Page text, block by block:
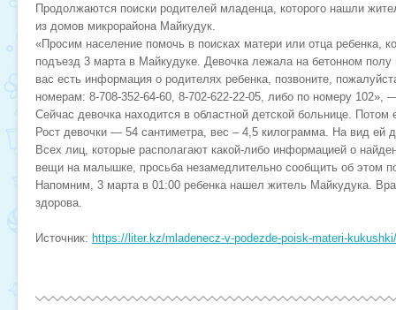
Продолжаются поиски родителей младенца, которого нашли
из домов микрорайона Майкудук.
«Просим население помочь в поисках матери или отца ребенка,
подъезд 3 марта в Майкудуке. Девочка лежала на бетонном
вас есть информация о родителях ребенка, позвоните,
номерам: 8-708-352-64-60, 8-702-622-22-05, либо по номеру
Сейчас девочка находится в областной детской больнице.
Рост девочки — 54 сантиметра, вес – 4,5 килограмма. На вид ей
Всех лиц, которые располагают какой-либо информацией о
вещи на малышке, просьба незамедлительно сообщить об этом
Напомним, 3 марта в 01:00 ребенка нашел житель Майкудука.
здорова.
Источник: https://liter.kz/mladenecz-v-podezde-poisk-materi-kukushki/